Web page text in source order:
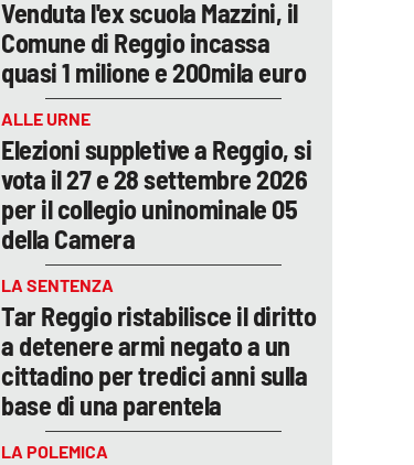
Venduta l'ex scuola Mazzini, il
Comune di Reggio incassa
quasi 1 milione e 200mila euro
ALLE URNE
Elezioni suppletive a Reggio, si
vota il 27 e 28 settembre 2026
per il collegio uninominale 05
della Camera
LA SENTENZA
Tar Reggio ristabilisce il diritto
a detenere armi negato a un
cittadino per tredici anni sulla
base di una parentela
LA POLEMICA